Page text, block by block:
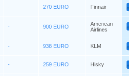
- 270 EURO Finnair
- 900 EURO
American
Airlines
- 938 EURO KLM
- 259 EURO Hisky